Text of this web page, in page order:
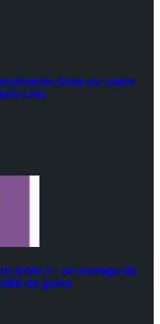
d’une ex-cadre
Unis
droits » : un ouvrage de
de genre